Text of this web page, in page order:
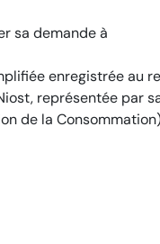
sa demande à
enregistrée au
représentée par
de la